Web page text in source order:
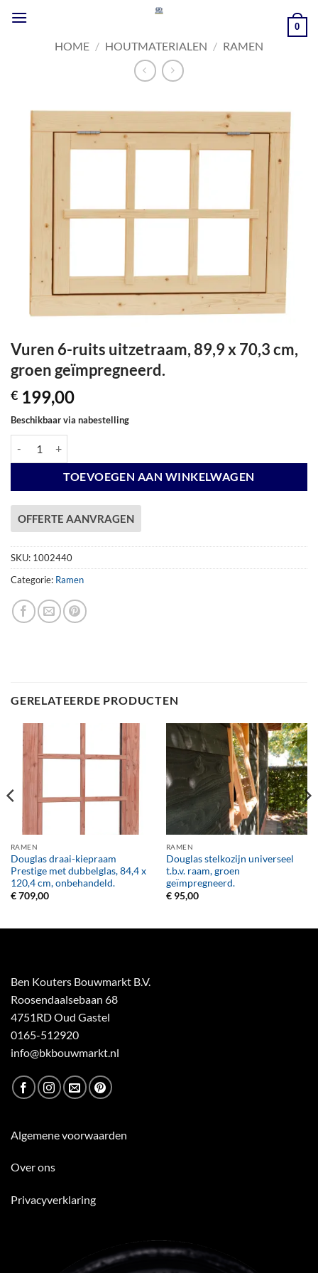
naar
0
HOME / HOUTMATERIALEN / RAMEN
Vuren 6-ruits uitzetraam, 89,9 x 70,3 cm,
groen geïmpregneerd.
€ 199,00
Beschikbaar via nabestelling
TOEVOEGEN AAN WINKELWAGEN
OFFERTE AANVRAGEN
SKU: 1002440
Categorie: Ramen
GERELATEERDE PRODUCTEN
RAMEN
Douglas draai-kiepraam
Prestige met dubbelglas, 84,4 x
120,4 cm, onbehandeld.
€709,00
RAMEN
Douglas stelkozijn universeel
t.b.v. raam, groen
geïmpregneerd.
€95,00
Ben Kouters Bouwmarkt B.V.
Roosendaalsebaan 68
4751RD Oud Gastel
0165-512920
info@bkbouwmarkt.nl
Algemene voorwaarden
Over ons
Privacyverklaring